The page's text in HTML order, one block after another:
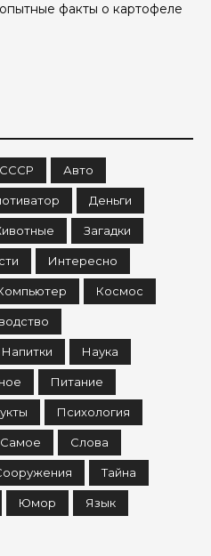
факты о картофеле
СССР Авто
Деньги
Загадки
Интересно
Космос
Напитки Наука
Питание
Психология
Слова
Тайна
Юмор Язык